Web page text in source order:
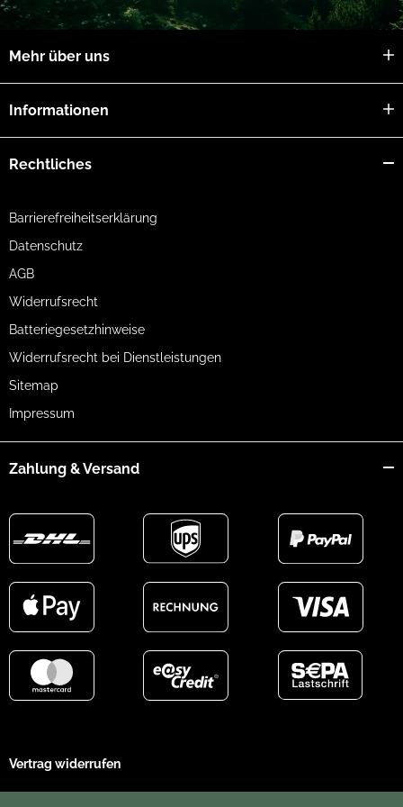
Mehr über uns
Informationen
Rechtliches
Barrierefreiheitserklärung
Datenschutz
AGB
Widerrufsrecht
Batteriegesetzhinweise
Widerrufsrecht bei Dienstleistungen
Sitemap
Impressum
Zahlung & Versand
Vertrag widerrufen